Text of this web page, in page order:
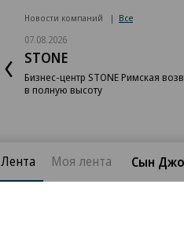
Новости компаний Все
07.08.2026
STONE
Бизнес-центр STONE Римская
в полную высоту
Лента Моя лента Сын